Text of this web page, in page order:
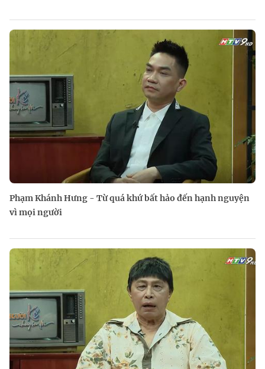
Phạm Khánh Hưng - Từ quá khứ bất hảo đến hạnh nguyện
vì mọi người